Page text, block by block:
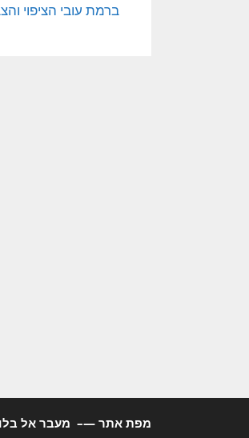
ברמת עובי הציפוי
מפת אתר —– מעבר אל